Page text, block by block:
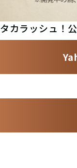
タカラッシュ！